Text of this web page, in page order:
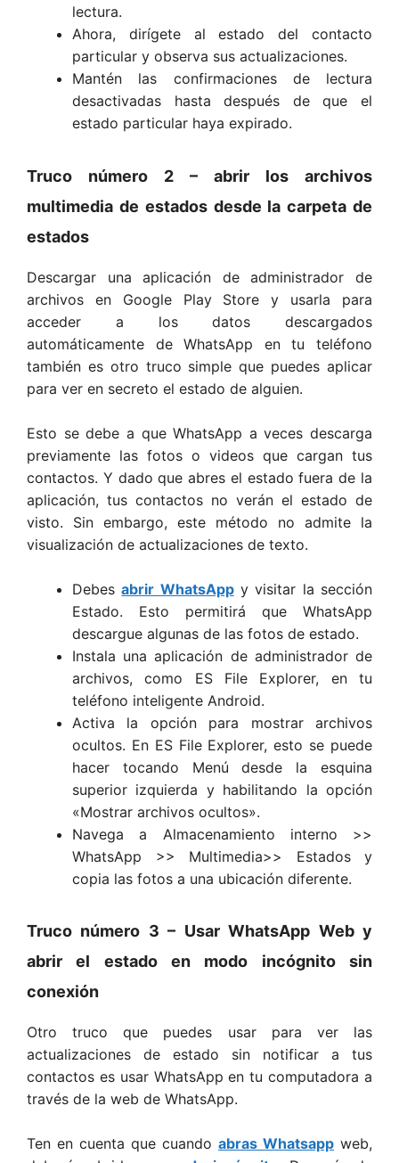
lectura.
Ahora, dirígete al estado del contacto
particular y observa sus actualizaciones.
Mantén las confirmaciones de lectura
desactivadas hasta después de que el
estado particular haya expirado.
Truco número 2 – abrir los archivos
multimedia de estados desde la carpeta de
estados
Descargar una aplicación de administrador de
archivos en Google Play Store y usarla para
acceder a los datos descargados
automáticamente de WhatsApp en tu teléfono
también es otro truco simple que puedes aplicar
para ver en secreto el estado de alguien.
Esto se debe a que WhatsApp a veces descarga
previamente las fotos o videos que cargan tus
contactos. Y dado que abres el estado fuera de la
aplicación, tus contactos no verán el estado de
visto. Sin embargo, este método no admite la
visualización de actualizaciones de texto.
Debesabrir WhatsAppy visitar la sección
Estado. Esto permitirá que WhatsApp
descargue algunas de las fotos de estado.
Instala una aplicación de administrador de
archivos, como ES File Explorer, en tu
teléfono inteligente Android.
Activa la opción para mostrar archivos
ocultos. En ES File Explorer, esto se puede
hacer tocando Menú desde la esquina
superior izquierda y habilitando la opción
«Mostrar archivos ocultos».
Navega a Almacenamiento interno >>
WhatsApp >> Multimedia>> Estados y
copia las fotos a una ubicación diferente.
Truco número 3 – Usar WhatsApp Web y
abrir el estado en modo incógnito sin
conexión
Otro truco que puedes usar para ver las
actualizaciones de estado sin notificar a tus
contactos es usar WhatsApp en tu computadora a
través de la web de WhatsApp.
Ten en cuenta que cuando abras Whatsapp web,